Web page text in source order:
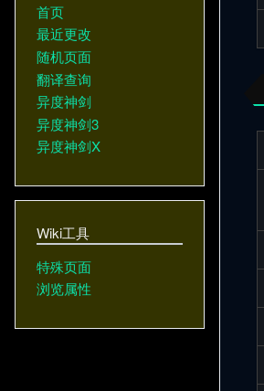
首页
最近更改
随机页面
翻译查询
异度神剑
异度神剑3
异度神剑X
Wiki工具
特殊页面
浏览属性